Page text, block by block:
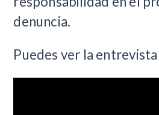
denuncia.
Puedes ver la